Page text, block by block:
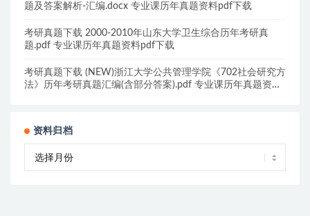
题及答案解析-汇编.docx 专业课历年真题资料pdf下载
考研真题下载 2000-2010年山东大学卫生综合历年考研真
题.pdf 专业课历年真题资料pdf下载
考研真题下载 (NEW)浙江大学公共管理学院《702社会研究方
法》历年考研真题汇编(含部分答案).pdf 专业课历年真题资料
资料归档